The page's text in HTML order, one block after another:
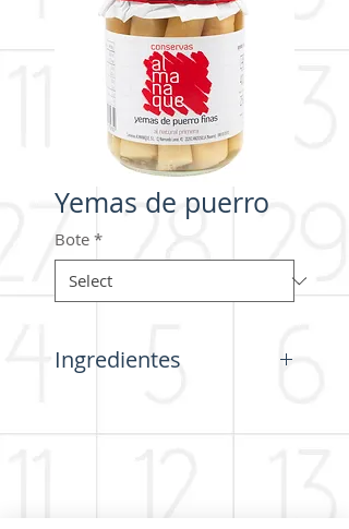
Yemas de puerro
Bote *
Ingredientes